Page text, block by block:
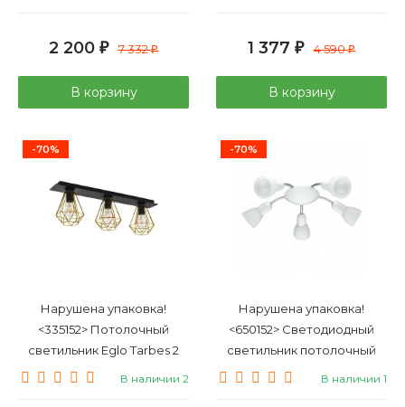
2 200 ₽ 7 332₽
В корзину
1 377 ₽ 4 590₽
В корзину
-70%
Нарушена упаковка!
<335152> Потолочный
светильник Eglo Tarbes 2
43655
В наличии 2
-70%
Нарушена упаковка!
<650152> Светодиодный
светильник потолочный
DAKAR 6 75305
В наличии 1